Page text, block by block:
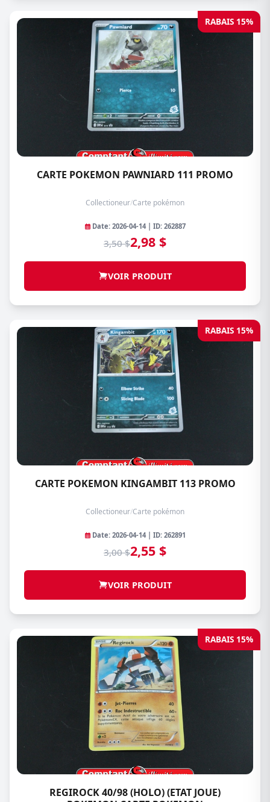
RABAIS 15%
CARTE POKEMON PAWNIARD 111 PROMO
Collectioneur/Carte pokémon
Date: 2026-04-14 | ID: 262887
3,50 $2,98 $
VOIR PRODUIT
RABAIS 15%
CARTE POKEMON KINGAMBIT 113 PROMO
Collectioneur/Carte pokémon
Date: 2026-04-14 | ID: 262891
3,00 $2,55 $
VOIR PRODUIT
RABAIS 15%
REGIROCK 40/98 (HOLO) (ETAT JOUE)